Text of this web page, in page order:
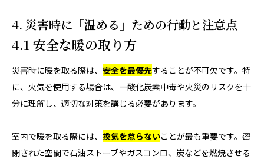
4. 災害時に「温める」ための行動と注意点
4.1 安全な暖の取り方
災害時に暖を取る際は、 安全を最優先することが不可欠です。特
に、火気を使用する場合は、一酸化炭素中毒や火災のリスクを十
分に理解し、適切な対策を講じる必要があります。
室内で暖を取る際には、 換気を怠らないことが最も重要です。密
閉された空間で石油ストーブやガスコンロ、炭などを燃焼させる